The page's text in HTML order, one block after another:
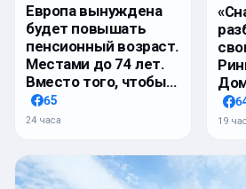
Европа вынуждена
будет повышать
пенсионный возраст.
Местами до 74 лет.
Вместо того, чтобы…
65
24 часа 19